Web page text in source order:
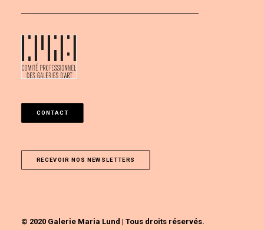
CONTACT
RECEVOIR NOS NEWSLETTERS
© 2020 Galerie Maria Lund | Tous droits réservés.